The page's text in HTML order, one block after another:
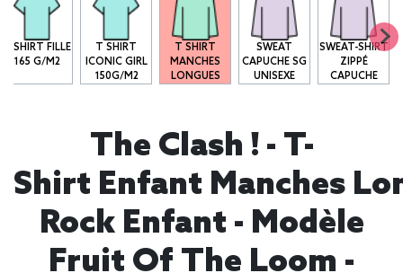
T-SHIRT FILLE
165 G/M2
T SHIRT
ICONIC GIRL
150G/M2
T SHIRT
MANCHES
LONGUES
SWEAT
CAPUCHE SG
UNISEXE
SWEAT-SHIRT
ZIPPÉ
CAPUCHE
The Clash ! - T-
Shirt Enfant Manches
Rock Enfant - Modèle
Fruit Of The Loom -